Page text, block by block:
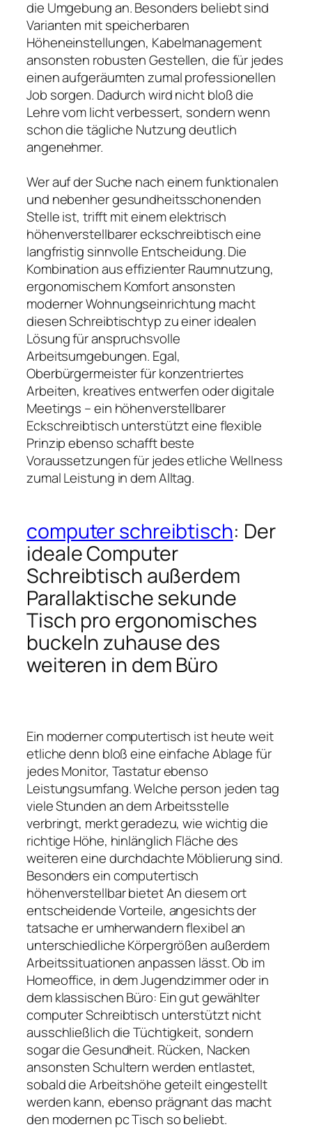
die Umgebung an. Besonders beliebt sind
Varianten mit speicherbaren
Höheneinstellungen, Kabelmanagement
ansonsten robusten Gestellen, die für jedes
einen aufgeräumten zumal professionellen
Job sorgen. Dadurch wird nicht bloß die
Lehre vom licht verbessert, sondern wenn
schon die tägliche Nutzung deutlich
angenehmer.
Wer auf der Suche nach einem funktionalen
und nebenher gesundheitsschonenden
Stelle ist, trifft mit einem elektrisch
höhenverstellbarer eckschreibtisch eine
langfristig sinnvolle Entscheidung. Die
Kombination aus effizienter Raumnutzung,
ergonomischem Komfort ansonsten
moderner Wohnungseinrichtung macht
diesen Schreibtischtyp zu einer idealen
Lösung für anspruchsvolle
Arbeitsumgebungen. Egal,
Oberbürgermeister für konzentriertes
Arbeiten, kreatives entwerfen oder digitale
Meetings – ein höhenverstellbarer
Eckschreibtisch unterstützt eine flexible
Prinzip ebenso schafft beste
Voraussetzungen für jedes etliche Wellness
zumal Leistung in dem Alltag.
computer schreibtisch: Der
ideale Computer
Schreibtisch außerdem
Parallaktische sekunde
Tisch pro ergonomisches
buckeln zuhause des
weiteren in dem Büro
Ein moderner computertisch ist heute weit
etliche denn bloß eine einfache Ablage für
jedes Monitor, Tastatur ebenso
Leistungsumfang. Welche person jeden tag
viele Stunden an dem Arbeitsstelle
verbringt, merkt geradezu, wie wichtig die
richtige Höhe, hinlänglich Fläche des
weiteren eine durchdachte Möblierung sind.
Besonders ein computertisch
höhenverstellbar bietet An diesem ort
entscheidende Vorteile, angesichts der
tatsache er umherwandern flexibel an
unterschiedliche Körpergrößen außerdem
Arbeitssituationen anpassen lässt. Ob im
Homeoffice, in dem Jugendzimmer oder in
dem klassischen Büro: Ein gut gewählter
computer Schreibtisch unterstützt nicht
ausschließlich die Tüchtigkeit, sondern
sogar die Gesundheit. Rücken, Nacken
ansonsten Schultern werden entlastet,
sobald die Arbeitshöhe geteilt eingestellt
werden kann, ebenso prägnant das macht
den modernen pc Tisch so beliebt.